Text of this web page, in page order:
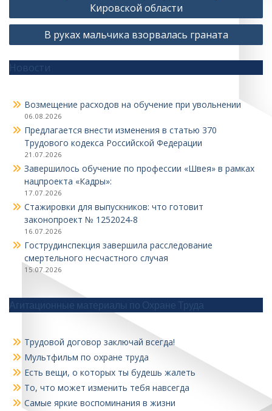
записям
Кировской области
В руках мальчика взорвалась граната
Новости
Возмещение расходов на обучение при увольнении
06.08.2026
Предлагается внести изменения в статью 370
Трудового кодекса Российской Федерации
21.07.2026
Завершилось обучение по профессии «Швея» в рамках
нацпроекта «Кадры»:
17.07.2026
Стажировки для выпускников: что готовит
законопроект № 1252024‑8
16.07.2026
Гострудинспекция завершила расследование
смертельного несчастного случая
15.07.2026
Агитационные материалы по Охране Труда
Трудовой договор заключай всегда!
Мультфильм по охране труда
Есть вещи, о которых ты будешь жалеть
То, что может изменить тебя навсегда
Самые яркие воспоминания в жизни